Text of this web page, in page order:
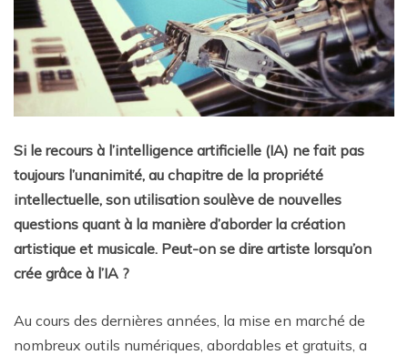
Si le recours à l’intelligence artificielle (IA) ne fait pas
toujours l’unanimité, au chapitre de la propriété
intellectuelle, son utilisation soulève de nouvelles
questions quant à la manière d’aborder la création
artistique et musicale. Peut-on se dire artiste lorsqu’on
crée grâce à l’IA ?
Au cours des dernières années, la mise en marché de
nombreux outils numériques, abordables et gratuits, a